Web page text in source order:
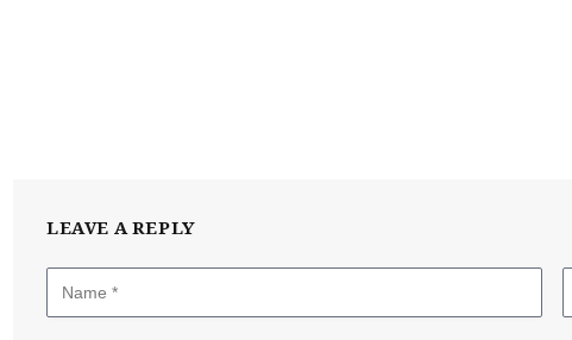
LEAVE A REPLY